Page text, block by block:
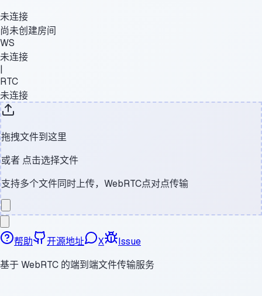
未连接
尚未创建房间
WS
未连接
|
RTC
未连接
拖拽文件到这里
或者 点击选择文件
支持多个文件同时上传，WebRTC点对点传输
帮助 开源地址 X
Issue
基于 WebRTC 的端到端文件传输服务